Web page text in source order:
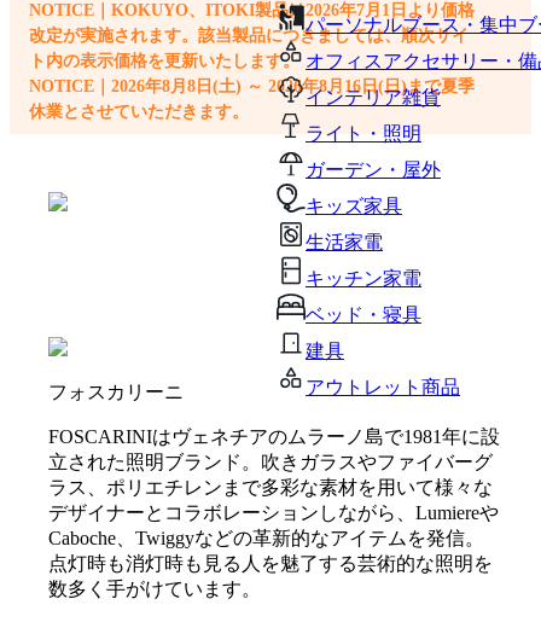
パーソナルブース・集中
オフィスアクセサリー・備
インテリア雑貨
ライト・照明
ガーデン・屋外
キッズ家具
生活家電
キッチン家電
ベッド・寝具
建具
アウトレット商品
NOTICE｜KOKUYO、ITOKI製品は2026年7月1日より価格
改定が実施されます。該当製品につきましては、順次サイ
ト内の表示価格を更新いたします。
NOTICE｜2026年8月8日(土) ～ 2026年8月16日(日)まで夏季
休業とさせていただきます。
フォスカリーニ
FOSCARINIはヴェネチアのムラーノ島で1981年に設
立された照明ブランド。吹きガラスやファイバーグ
ラス、ポリエチレンまで多彩な素材を用いて様々な
デザイナーとコラボレーションしながら、Lumiereや
Caboche、Twiggyなどの革新的なアイテムを発信。
点灯時も消灯時も見る人を魅了する芸術的な照明を
数多く手がけています。